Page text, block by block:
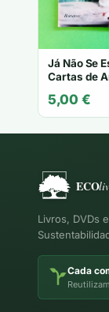
Já Não Se
Cartas de
5,00 €
Livros, DVDs
Cada